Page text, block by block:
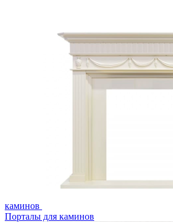
каминов
Порталы для каминов